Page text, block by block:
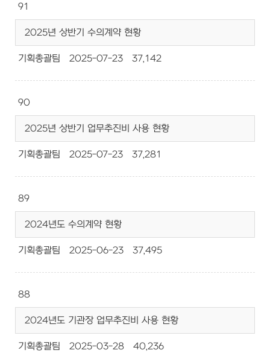
91
2025년 상반기 수의계약 현황
기획총괄팀 2025-07-23 37,142
90
2025년 상반기 업무추진비 사용 현황
기획총괄팀 2025-07-23 37,281
89
2024년도 수의계약 현황
기획총괄팀 2025-06-23 37,495
88
2024년도 기관장 업무추진비 사용 현황
기획총괄팀 2025-03-28 40,236